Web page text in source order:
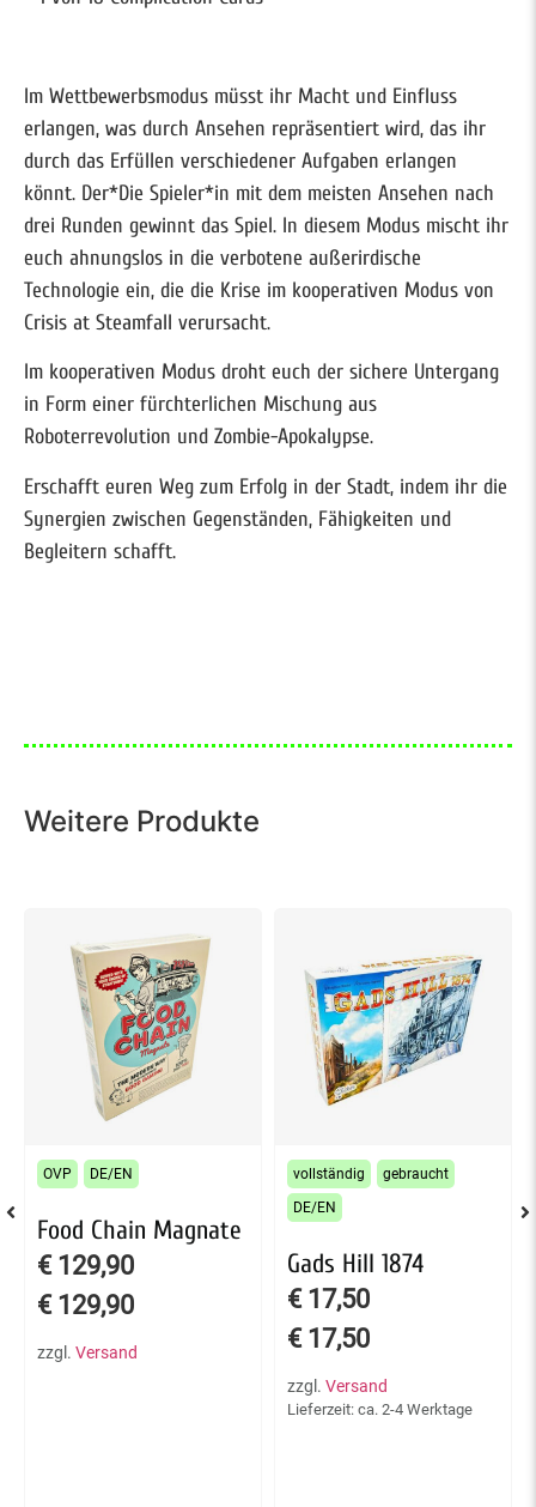
Im Wettbewerbsmodus müsst ihr Macht und Einfluss
erlangen, was durch Ansehen repräsentiert wird, das ihr
durch das Erfüllen verschiedener Aufgaben erlangen
könnt. Der*Die Spieler*in mit dem meisten Ansehen nach
drei Runden gewinnt das Spiel. In diesem Modus mischt ihr
euch ahnungslos in die verbotene außerirdische
Technologie ein, die die Krise im kooperativen Modus von
Crisis at Steamfall verursacht.
Im kooperativen Modus droht euch der sichere Untergang
in Form einer fürchterlichen Mischung aus
Roboterrevolution und Zombie-Apokalypse.
Erschafft euren Weg zum Erfolg in der Stadt, indem ihr die
Synergien zwischen Gegenständen, Fähigkeiten und
Begleitern schafft.
Weitere Produkte
Food Chain Magnate
€ 129,90
€ 129,90
zzgl. Versand
OVP DE/EN
Gads Hill 1874
€ 17,50
€ 17,50
zzgl. Versand
Lieferzeit: ca. 2-4 Werktage
vollständig
gebraucht
DE/EN